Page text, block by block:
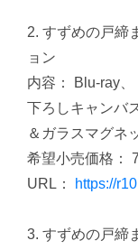
2. すずめの戸締
ョン
内容： Blu-ray
下ろしキャンバ
＆ガラスマグネ
希望小売価格：
URL：
https://
3. すずめの戸締